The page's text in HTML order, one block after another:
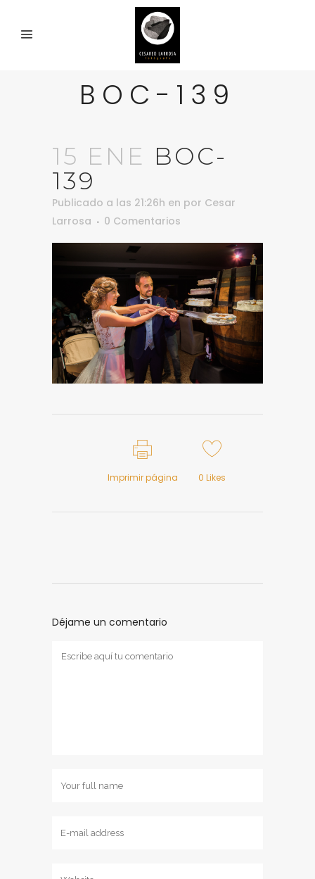
BOC-139
15 ENE BOC-
139
Publicado a las 21:26h en por Cesar
Larrosa
0 Comentarios
Imprimir página 0 Likes
Déjame un comentario